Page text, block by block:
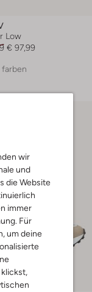
wir
und
die Website
immer
Für
um deine
klickst,
Low
€ 97,99